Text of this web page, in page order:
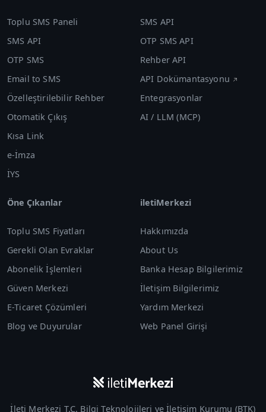
İleti Merkezi T.C. Bilgi Teknolojileri ve İletişim Kurumu (BTK)
Toplu SMS Paneli
SMS API
OTP SMS
Email to SMS
Özelleştirilebilir Rehber
Otomatik Çıkış
Kısa Link
e-İmza
İYS
SMS API
OTP SMS API
Rehber API
API Dokümantasyonu
Entegrasyonlar
AI / LLM (MCP)
Öne Çıkanlar
Toplu SMS Fiyatları
Gerekli Olan Evraklar
Abonelik İşlemleri
Güven Merkezi
E-Ticaret Çözümleri
Blog ve Duyurular
iletiMerkezi
Hakkımızda
About Us
Banka Hesap Bilgilerimiz
İletişim Bilgilerimiz
Yardım Merkezi
Web Panel Girişi